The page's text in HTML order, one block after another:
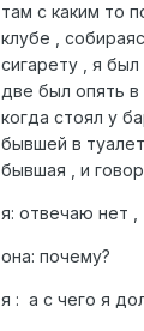
там с каким то
клубе ,
сигарету , я
две был опять
когда стоял у
бывшей в
бывшая , и
я: отвечаю нет ,
она: почему?
я : а с чего я